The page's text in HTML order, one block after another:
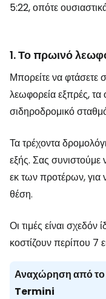
5:22, οπότε
1. Το πρωινό
Μπορείτε να φτάσετε
λεωφορεία εξπρές,
σιδηροδρομικό
Τα τρέχοντα
εξής. Σας συνιστούμε
εκ των προτέρων, για
θέση.
Οι τιμές είναι σχεδόν
κοστίζουν περίπου 7
Αναχώρηση από το
Termini